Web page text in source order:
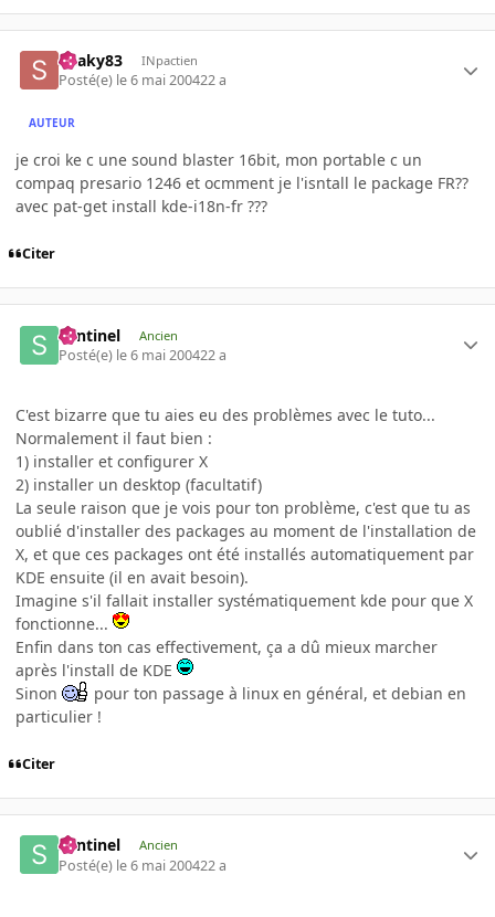
Snaky83 INpactien
Posté(e) le 6 mai 200422 a
AUTEUR
je croi ke c une sound blaster 16bit, mon portable c un
compaq presario 1246 et ocmment je l'isntall le package FR??
avec pat-get install kde-i18n-fr ???
Citer
Sentinel Ancien
Posté(e) le 6 mai 200422 a
C'est bizarre que tu aies eu des problèmes avec le tuto...
Normalement il faut bien :
1) installer et configurer X
2) installer un desktop (facultatif)
La seule raison que je vois pour ton problème, c'est que tu as
oublié d'installer des packages au moment de l'installation de
X, et que ces packages ont été installés automatiquement par
KDE ensuite (il en avait besoin).
Imagine s'il fallait installer systématiquement kde pour que X
fonctionne...
Enfin dans ton cas effectivement, ça a dû mieux marcher
après l'install de KDE
Sinon
pour ton passage à linux en général, et debian en
particulier !
Citer
Sentinel Ancien
Posté(e) le 6 mai 200422 a